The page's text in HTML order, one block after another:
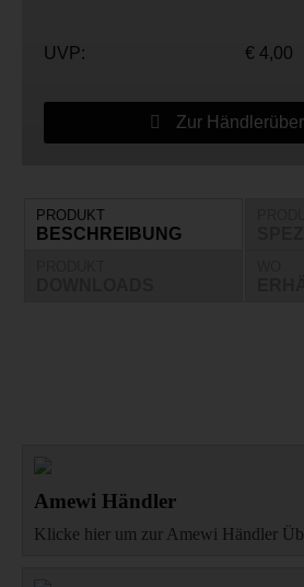
UVP: € 4,00
Zur
PRODUKT
BESCHREIBUNG
Amewi Händler
Klicke hier um zur Amewi Händler